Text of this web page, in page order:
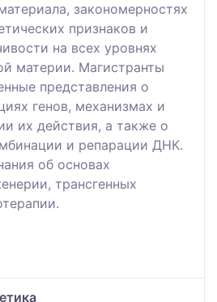
закономерностях
признаков и
на всех уровнях
материи. Магистранты
представления о
генов, механизмах и
их действия, а также о
и репарации ДНК.
об основах
трансгенных